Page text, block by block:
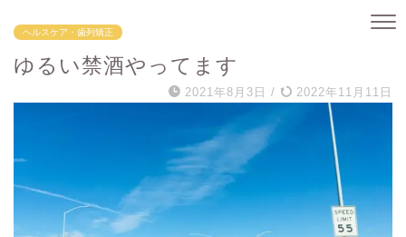
ヘルスケア・歯列矯正
ゆるい禁酒やってます
2021年8月3日 / 2022年11月11日